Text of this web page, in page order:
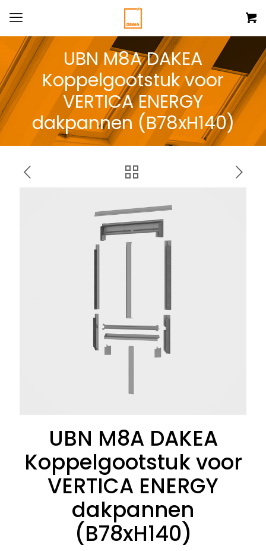
UBN M8A DAKEA
Koppelgootstuk voor
VERTICA ENERGY
dakpannen (B78xH140)
UBN M8A DAKEA
Koppelgootstuk voor
VERTICA ENERGY
dakpannen
(B78xH140)